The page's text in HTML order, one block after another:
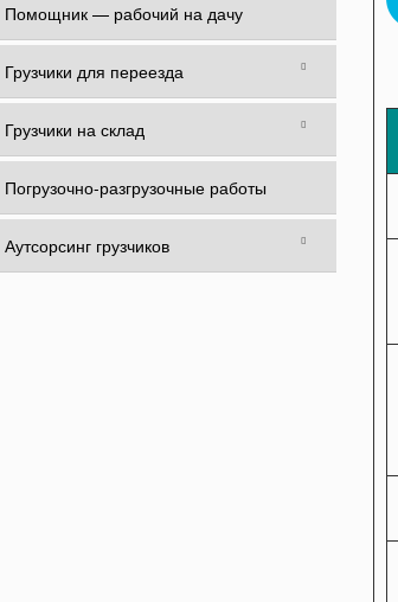
Помощник — рабочий на дачу
Грузчики для переезда
Грузчики на склад
Погрузочно-разгрузочные работы
Аутсорсинг грузчиков